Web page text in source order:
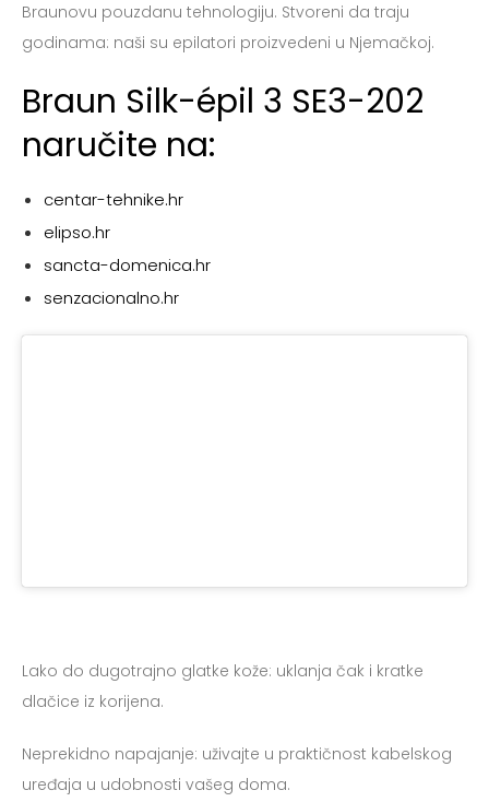
Početna
Stoljeće dobrog dizajna
Braunovu pouzdanu tehnologiju. Stvoreni da traju
godinama: naši su epilatori proizvedeni u Njemačkoj.
Braun Silk-épil 3 SE3-202
naručite na:
centar-tehnike.hr
elipso.hr
sancta-domenica.hr
senzacionalno.hr
Lako do dugotrajno glatke kože: uklanja čak i kratke
dlačice iz korijena.
Neprekidno napajanje: uživajte u praktičnost kabelskog
uređaja u udobnosti vašeg doma.